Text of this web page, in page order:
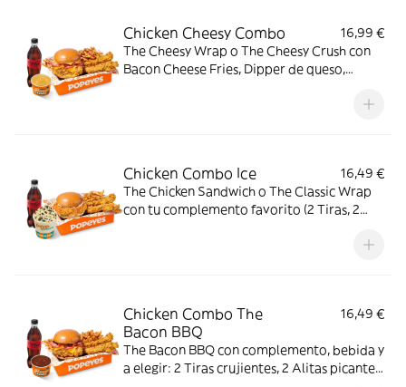
Chicken Cheesy Combo
16,99 €
The Cheesy Wrap o The Cheesy Crush con
Bacon Cheese Fries, Dipper de queso,
Chicken Combo Ice
16,49 €
The Chicken Sandwich o The Classic Wrap
con tu complemento favorito (2 Tiras, 2
cajún, bebida y Pop Cream de Oreo o Kit
Chicken Combo The
Bacon BBQ
16,49 €
The Bacon BBQ con complemento, bebida y
a elegir: 2 Tiras crujientes, 2 Alitas picantes